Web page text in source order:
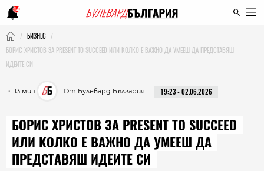
14
БИЗНЕС
БОРИС ХРИСТОВ ЗА PRESENT TO SUCCEED ИЛИ КОЛКО Е ВАЖНО ДА УМЕЕШ ДА ПРЕДСТАВЯШ
ИДЕИТЕ СИ
・ 13 мин. От Булевард България 19:23 - 02.06.2026
БОРИС ХРИСТОВ ЗА PRESENT TO SUCCEED
ИЛИ КОЛКО Е ВАЖНО ДА УМЕЕШ ДА
ПРЕДСТАВЯШ ИДЕИТЕ СИ